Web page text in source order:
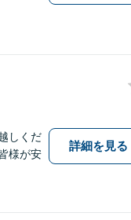
しくだ
様が安
詳細を見る